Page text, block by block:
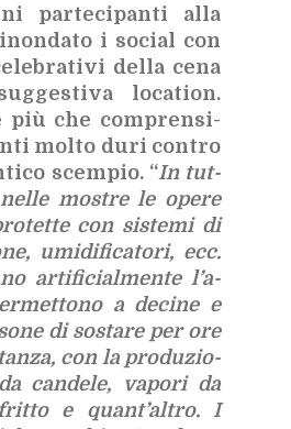
par­te­ci­pan­ti alla
i so­cial con
del­la cena
lo­ca­tion.
più che com­pren­si­
mol­to duri con­tro
scem­pio. “In tut­
mo­stre le ope­re
con si­ste­mi di
umi­di­fi­ca­to­ri, ecc.
ar­ti­fi­cial­men­te l’a­
a de­ci­ne e
di so­sta­re per ore
con la pro­du­zio­
can­de­le, va­po­ri da
e quan­t’al­tro. I